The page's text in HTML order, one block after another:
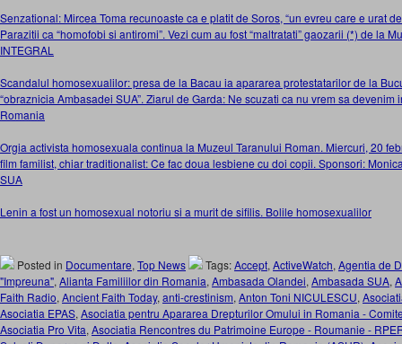
Senzational: Mircea Toma recunoaste ca e platit de Soros, “un evreu care e urat
Parazitii ca “homofobi si antiromi”. Vezi cum au fost “maltratati” gaozarii (*) de la
INTEGRAL
Scandalul homosexualilor: presa de la Bacau ia apararea protestatarilor de la
“obraznicia Ambasadei SUA”. Ziarul de Garda: Ne scuzati ca nu vrem sa
Romania
Orgia activista homosexuala continua la Muzeul Taranului Roman. Miercuri, 20
film familist, chiar traditionalist: Ce fac doua lesbiene cu doi copii. Sponsori:
SUA
Lenin a fost un homosexual notoriu si a murit de sifilis. Bolile homosexualilor
Posted in Documentare, Top News Tags:Accept, ActiveWatch, Agentia de
"Impreuna", Alianta Familiilor din Romania, Ambasada Olandei, Ambasada SUA,
Faith Radio, Ancient Faith Today, anti-crestinism, Anton Toni NICULESCU,
Asociatia EPAS, Asociatia pentru Apararea Drepturilor Omului in Romania -
Asociatia Pro Vita, Asociatia Rencontres du Patrimoine Europe - Roumanie -